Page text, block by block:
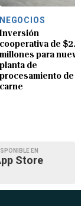
NEGOCIOS
Inversión
cooperativa de $2.8
millones para nueva
planta de
procesamiento de
carne
EN
Store